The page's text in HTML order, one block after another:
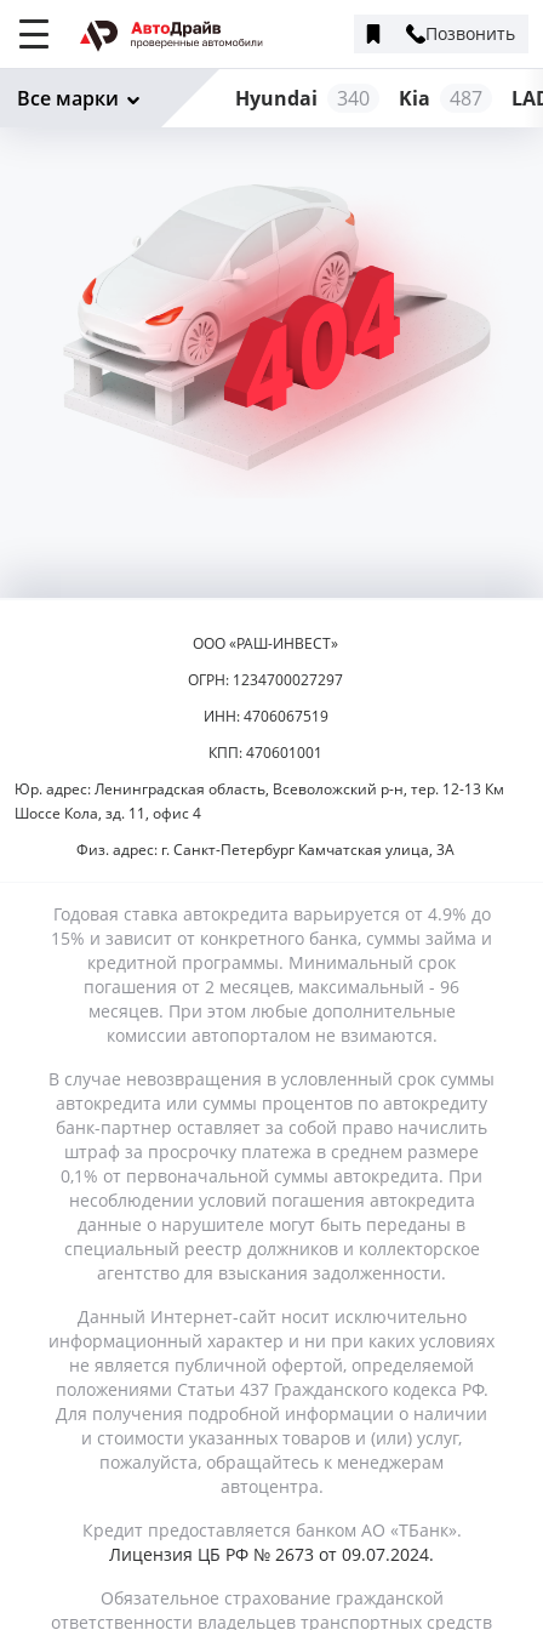
Позвонить
Hyundai 340 Kia 487
Все марки
ООО «РАШ-ИНВЕСТ»
ОГРН: 1234700027297
ИНН: 4706067519
КПП: 470601001
Юр. адрес: Ленинградская область, Всеволожский р-н, тер. 12-13 Км
Шоссе Кола, зд. 11, офис 4
Физ. адрес: г. Санкт-Петербург Камчатская улица, 3А
Годовая ставка автокредита варьируется от 4.9% до
15% и зависит от конкретного банка, суммы займа и
кредитной программы. Минимальный срок
погашения от 2 месяцев, максимальный - 96
месяцев. При этом любые дополнительные
комиссии автопорталом не взимаются.
В случае невозвращения в условленный срок суммы
автокредита или суммы процентов по автокредиту
банк-партнер оставляет за собой право начислить
штраф за просрочку платежа в среднем размере
0,1% от первоначальной суммы автокредита. При
несоблюдении условий погашения автокредита
данные о нарушителе могут быть переданы в
специальный реестр должников и коллекторское
агентство для взыскания задолженности.
Данный Интернет-сайт носит исключительно
информационный характер и ни при каких условиях
не является публичной офертой, определяемой
положениями Статьи 437 Гражданского кодекса РФ.
Для получения подробной информации о наличии
и стоимости указанных товаров и (или) услуг,
пожалуйста, обращайтесь к менеджерам
автоцентра.
Кредит предоставляется банком АО «ТБанк».
Лицензия ЦБ РФ № 2673 от 09.07.2024.
Обязательное страхование гражданской
ответственности владельцев транспортных средств